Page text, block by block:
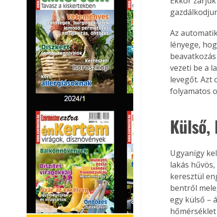
Az
lényege,
vezeti be a
levegőt. Azt
folyamatos
Ugyanígy
lakás
keresztül
bentről
egy külső –